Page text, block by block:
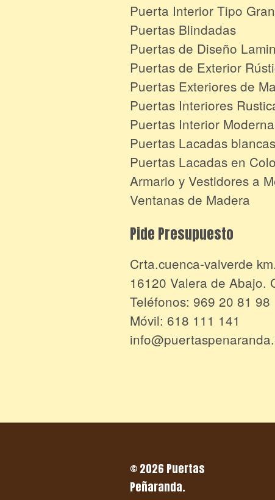
Puerta Interior Tipo
Puertas Blindadas
Puertas de Diseño
Puertas de Exterior
Puertas Exteriores de
Puertas Interiores
Puertas Interior
Puertas Lacadas blancas
Puertas Lacadas en
Armario y Vestidores a
Ventanas de Madera
Pide Presupuesto
Crta.cuenca-valverde
16120 Valera de Abajo.
Teléfonos: 969 20 81 98
Móvil: 618 111 141
© 2026 Puertas
Peñaranda.